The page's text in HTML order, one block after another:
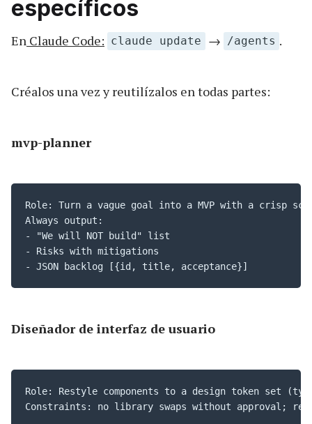
específicos
En Claude Code: claude update → /agents .
Créalos una vez y reutilízalos en todas partes:
mvp-planner
Role: Turn a vague goal into a MVP with a crisp
Always output:
- "We will NOT build" list
- Risks with mitigations
- JSON backlog [{id, title, acceptance}]
Diseñador de interfaz de usuario
Role: Restyle components to a design token set
Constraints: no library swaps without approval;